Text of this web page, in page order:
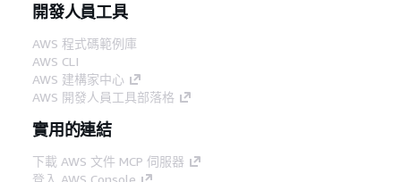
開發人員工具
AWS 程式碼範例庫
AWS CLI
AWS 建構家中心
AWS 開發人員工具部落格
實用的連結
下載 AWS 文件 MCP 伺服器
登入 AWS Console